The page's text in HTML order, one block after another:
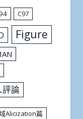
C97
Figure
評論
Alicization篇